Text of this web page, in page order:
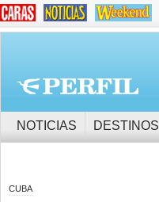
NOTICIAS DESTINOS
CUBA